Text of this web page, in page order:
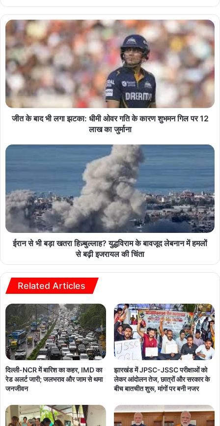
जीत के बाद भी लगा झटका: धीमी ओवर गति के कारण शुभमन गिल पर 12
लाख का जुर्माना
ईरान से भी बड़ा खतरा हिज़्बुल्लाह? युद्धविराम के बावजूद लेबनान में हमलों
से बढ़ी इजरायल की चिंता
Related Articles
दिल्ली-NCR में बारिश का कहर, IMD का
रेड अलर्ट जारी; जलभराव और जाम से थमा
जनजीवन
झारखंड में JPSC-JSSC परीक्षाओं को
लेकर आंदोलन तेज, छात्रों और सरकार के
बीच बातचीत शुरू, मांगों पर बनी नजर